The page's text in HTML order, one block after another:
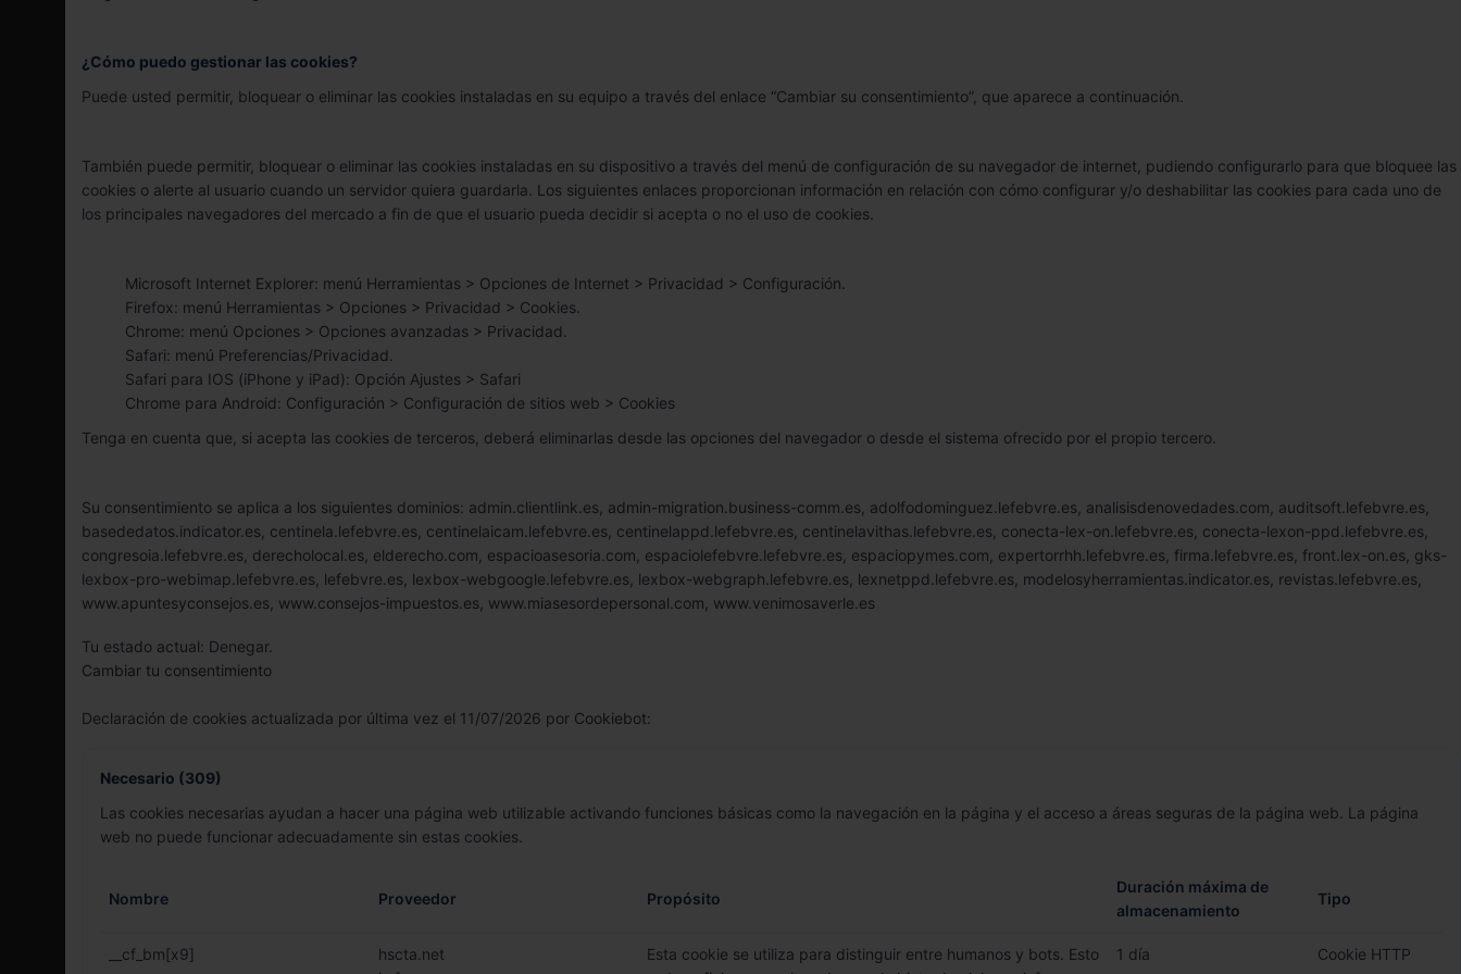
¿Cómo puedo gestionar las cookies?
Puede usted permitir, bloquear o eliminar las cookies instaladas en su equipo a través del enlace “Cambiar su consentimiento”, que aparece a continuación.
También puede permitir, bloquear o eliminar las cookies instaladas en su dispositivo a través del menú de configuración de su navegador de internet, pudiendo configurarlo para que bloquee las
cookies o alerte al usuario cuando un servidor quiera guardarla. Los siguientes enlaces proporcionan información en relación con cómo configurar y/o deshabilitar las cookies para cada uno de
los principales navegadores del mercado a fin de que el usuario pueda decidir si acepta o no el uso de cookies.
Microsoft Internet Explorer: menú Herramientas > Opciones de Internet > Privacidad > Configuración.
Firefox: menú Herramientas > Opciones > Privacidad > Cookies.
Chrome: menú Opciones > Opciones avanzadas > Privacidad.
Safari: menú Preferencias/Privacidad.
Safari para IOS (iPhone y iPad): Opción Ajustes > Safari
Chrome para Android: Configuración > Configuración de sitios web > Cookies
Tenga en cuenta que, si acepta las cookies de terceros, deberá eliminarlas desde las opciones del navegador o desde el sistema ofrecido por el propio tercero.
Su consentimiento se aplica a los siguientes dominios: admin.clientlink.es, admin-migration.business-comm.es, adolfodominguez.lefebvre.es, analisisdenovedades.com, auditsoft.lefebvre.es,
basededatos.indicator.es, centinela.lefebvre.es, centinelaicam.lefebvre.es, centinelappd.lefebvre.es, centinelavithas.lefebvre.es, conecta-lex-on.lefebvre.es, conecta-lexon-ppd.lefebvre.es,
congresoia.lefebvre.es, derecholocal.es, elderecho.com, espacioasesoria.com, espaciolefebvre.lefebvre.es, espaciopymes.com, expertorrhh.lefebvre.es, firma.lefebvre.es, front.lex-on.es, gks-
lexbox-pro-webimap.lefebvre.es, lefebvre.es, lexbox-webgoogle.lefebvre.es, lexbox-webgraph.lefebvre.es, lexnetppd.lefebvre.es, modelosyherramientas.indicator.es, revistas.lefebvre.es,
www.apuntesyconsejos.es, www.consejos-impuestos.es, www.miasesordepersonal.com, www.venimosaverle.es
Tu estado actual: Denegar.
Cambiar tu consentimiento
Declaración de cookies actualizada por última vez el 11/07/2026 por Cookiebot:
Necesario (309)
Las cookies necesarias ayudan a hacer una página web utilizable activando funciones básicas como la navegación en la página y el acceso a áreas seguras de la página web. La página
web no puede funcionar adecuadamente sin estas cookies.
Nombre Proveedor Propósito
Duración máxima de
almacenamiento
Tipo
__cf_bm[x9]
hscta.net
Esta cookie se utiliza para distinguir entre humanos y bots. Esto
1 día Cookie HTTP